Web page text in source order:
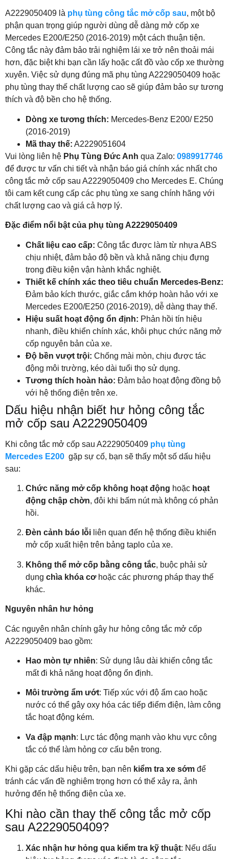
A2229050409 là phụ tùng công tắc mở cốp sau, một bộ
phận quan trọng giúp người dùng dễ dàng mở cốp xe
Mercedes E200/E250 (2016-2019) một cách thuận tiện.
Công tắc này đảm bảo trải nghiệm lái xe trở nên thoải mái
hơn, đặc biệt khi bạn cần lấy hoặc cất đồ vào cốp xe thường
xuyên. Việc sử dụng đúng mã phụ tùng A2229050409 hoặc
phụ tùng thay thế chất lượng cao sẽ giúp đảm bảo sự tương
thích và độ bền cho hệ thống.
Dòng xe tương thích: Mercedes-Benz E200/ E250
(2016-2019)
Mã thay thế: A2229051604
Vui lòng liên hệ Phụ Tùng Đức Anh qua Zalo: 0989917746
để được tư vấn chi tiết và nhận báo giá chính xác nhất cho
công tắc mở cốp sau A2229050409 cho Mercedes E. Chúng
tôi cam kết cung cấp các phụ tùng xe sang chính hãng với
chất lượng cao và giá cả hợp lý.
Đặc điểm nổi bật của phụ tùng A2229050409
Chất liệu cao cấp: Công tắc được làm từ nhựa ABS
chịu nhiệt, đảm bảo độ bền và khả năng chịu đựng
trong điều kiện vận hành khắc nghiệt.
Thiết kế chính xác theo tiêu chuẩn Mercedes-Benz:
Đảm bảo kích thước, giắc cắm khớp hoàn hảo với xe
Mercedes E200/E250 (2016-2019), dễ dàng thay thế.
Hiệu suất hoạt động ổn định: Phản hồi tín hiệu
nhanh, điều khiển chính xác, khôi phục chức năng mở
cốp nguyên bản của xe.
Độ bền vượt trội: Chống mài mòn, chịu được tác
động môi trường, kéo dài tuổi thọ sử dụng.
Tương thích hoàn hảo: Đảm bảo hoạt động đồng bộ
với hệ thống điện trên xe.
Dấu hiệu nhận biết hư hỏng công tắc
mở cốp sau A2229050409
Khi công tắc mở cốp sau A2229050409 phụ tùng
Mercedes E200 gặp sự cố, bạn sẽ thấy một số dấu hiệu
sau:
Chức năng mở cốp không hoạt động hoặc hoạt
động chập chờn, đôi khi bấm nút mà không có phản
hồi.
Đèn cảnh báo lỗi liên quan đến hệ thống điều khiển
mở cốp xuất hiện trên bảng taplo của xe.
Không thể mở cốp bằng công tắc, buộc phải sử
dụng chìa khóa cơhoặc các phương pháp thay thế
khác.
Nguyên nhân hư hỏng
Các nguyên nhân chính gây hư hỏng công tắc mở cốp
A2229050409 bao gồm:
Hao mòn tự nhiên: Sử dụng lâu dài khiến công tắc
mất đi khả năng hoạt động ổn định.
Môi trường ẩm ướt: Tiếp xúc với độ ẩm cao hoặc
nước có thể gây oxy hóa các tiếp điểm điện, làm công
tắc hoạt động kém.
Va đập mạnh: Lực tác động mạnh vào khu vực công
tắc có thể làm hỏng cơ cấu bên trong.
Khi gặp các dấu hiệu trên, bạn nên kiểm tra xe sớm để
tránh các vấn đề nghiêm trọng hơn có thể xảy ra, ảnh
hưởng đến hệ thống điện của xe.
Khi nào cần thay thế công tắc mở cốp
sau A2229050409?
Xác nhận hư hỏng qua kiểm tra kỹ thuật: Nếu dấu